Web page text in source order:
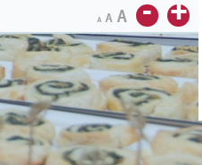
+
-
A A A